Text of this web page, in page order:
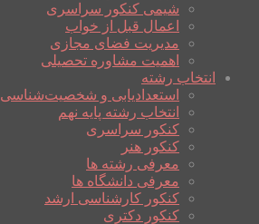
شیمی کنکور سراسری
اعمال قبل از خواب
مدیریت فضای مجازی
اهمیت مشاوره تحصیلی
انتخاب رشته
استعدادیابی و شخصیت‌شناسی
انتخاب رشته پایه نهم
کنکور سراسری
کنکور هنر
معرفی رشته ها
معرفی دانشگاه ها
کنکور کارشناسی ارشد
کنکور دکتری